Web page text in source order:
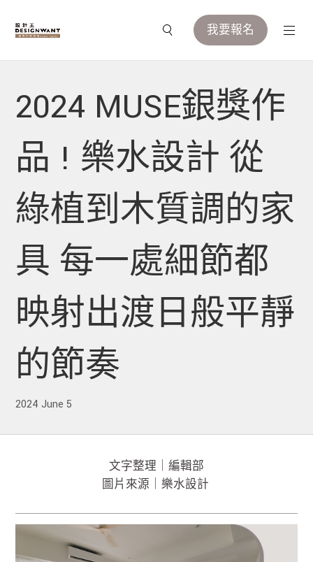
我要報名
2024 MUSE銀獎作
品 ! 樂水設計 從
綠植到木質調的家
具 每一處細節都
映射出渡日般平靜
的節奏
2024 June 5
文字整理｜編輯部
圖片來源｜樂水設計